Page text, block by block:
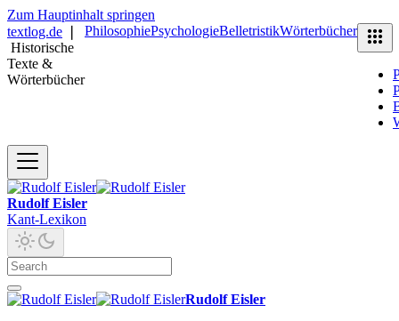
Zum Hauptinhalt springen
textlog.de
Historische
Texte &
Wörterbücher
PhilosophiePsychologieBelletristikWörterbücher
Rudolf Eisler
Kant-Lexikon
Rudolf Eisler